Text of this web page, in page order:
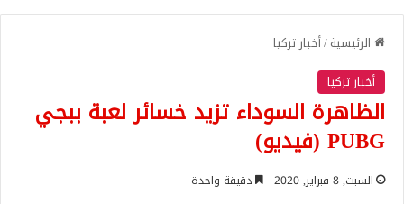
الرئيسية/أخبار تركيا
أخبار تركيا
الظاهرة السوداء تزيد خسائر لعبة ببجي
PUBG (فيديو)
السبت, 8 فبراير, 2020 دقيقة واحدة